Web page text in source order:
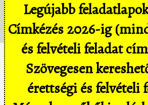
Legújabb
Címkézés 2026-ig
és felvételi feladat
Szövegesen
érettségi és felvételi